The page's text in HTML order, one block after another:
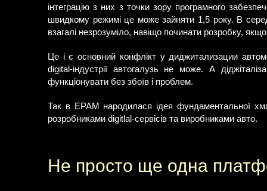
інтеграцію з них з точки зору програмного
швидкому режимі це може зайняти 1,5 року. В
взагалі незрозуміло, навіщо починати розробку,
Це і є основний конфлікт у диджитализации
digital-індустрії автогалузь не може. А
функціонувати без збоїв і проблем.
Так в EPAM народилася ідея фундаментальної
розробниками digitlal-сервісів та виробниками авто.
Не просто ще одна